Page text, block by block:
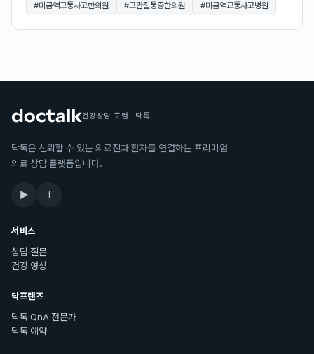
#미금역교통사고한의원 #고관절통증한의원 #미금역교통사고병원
건강상담 포럼 · 닥톡
닥톡은 신뢰할 수 있는 의료진과 환자를 연결하는 프리미엄
의료 상담 플랫폼입니다.
▶ f
서비스
상담·질문
건강 영상
닥프렌즈
닥톡 QnA 전문가
닥톡 예약